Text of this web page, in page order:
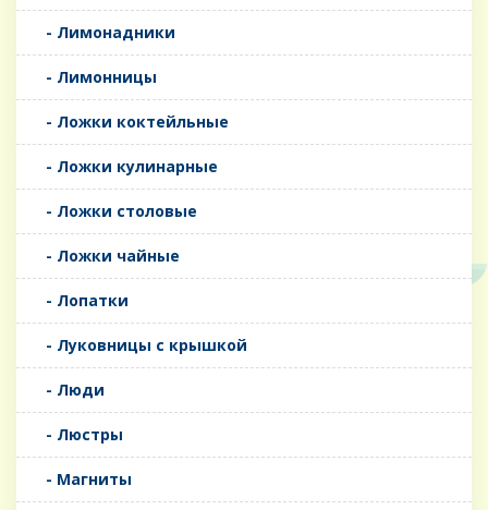
- Лимонадники
- Лимонницы
- Ложки коктейльные
- Ложки кулинарные
- Ложки столовые
- Ложки чайные
- Лопатки
- Луковницы с крышкой
- Люди
- Люстры
- Магниты